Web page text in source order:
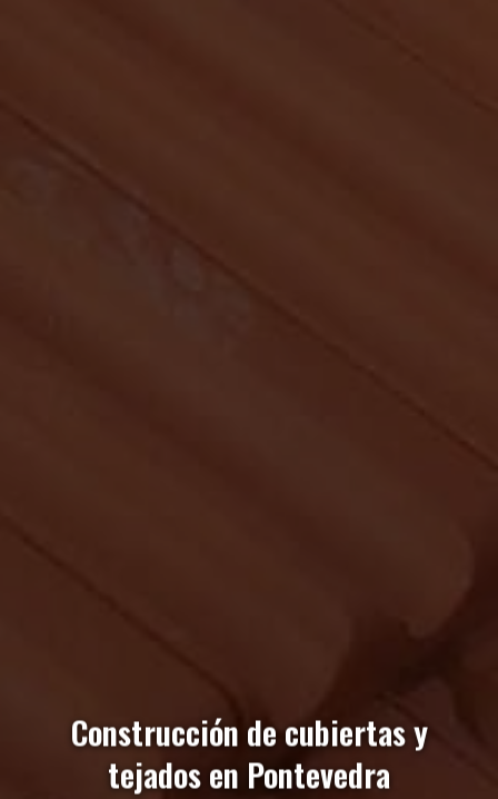
Construcción de cubiertas y
tejados en Pontevedra